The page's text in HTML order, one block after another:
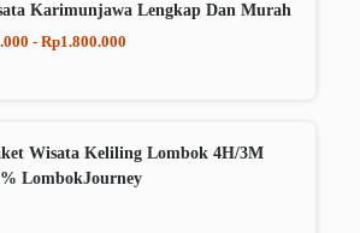
Karimunjawa Lengkap Dan Murah
- Rp1.800.000
Wisata Keliling Lombok 4H/3M
LombokJourney